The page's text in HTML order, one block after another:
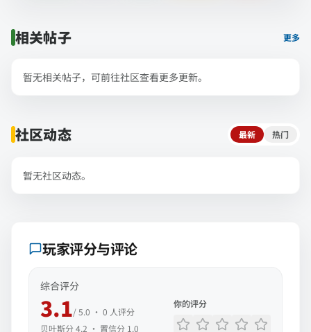
相关帖子 更多
暂无相关帖子，可前往社区查看更多更新。
社区动态 最新 热门
暂无社区动态。
玩家评分与评论
综合评分
3.1/ 5.0 · 0 人评分
贝叶斯分4.2 · 置信分 1.0
你的评分